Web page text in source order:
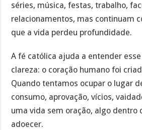
séries, música, festas, trabalho,
relacionamentos, mas continuam
que a vida perdeu profundidade.
A fé católica ajuda a entender
clareza: o coração humano foi
Quando tentamos ocupar o lugar
consumo, aprovação, vícios,
uma vida sem oração, algo dentro
adoecer.